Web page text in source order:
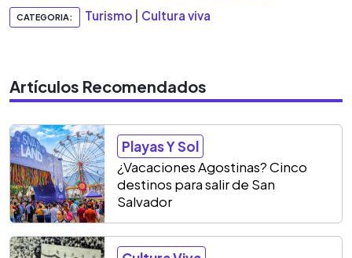
CATEGORIA: Turismo Cultura viva
Artículos Recomendados
Playas Y Sol
¿Vacaciones Agostinas? Cinco
destinos para salir de San
Salvador